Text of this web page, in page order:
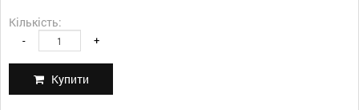
Кількість:
- +
Купити